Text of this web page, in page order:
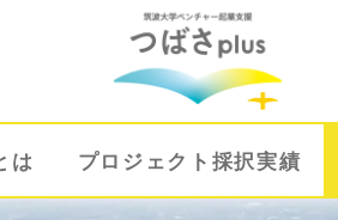
は プロジェクト採択実績